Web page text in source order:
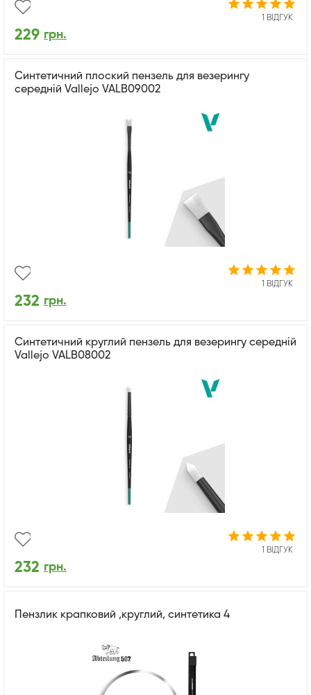
1 ВІДГУК
229 грн.
Синтетичний плоский пензель для везерингу
середній Vallejo VALB09002
1 ВІДГУК
232 грн.
Синтетичний круглий пензель для везерингу середній
Vallejo VALB08002
1 ВІДГУК
232 грн.
Пензлик крапковий ,круглий, синтетика 4